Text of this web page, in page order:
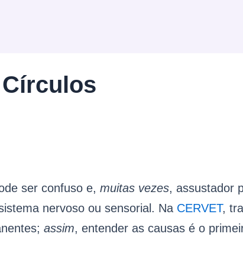
ser confuso e, muitas vezes, assustador
nervoso ou sensorial. Na CERVET,
assim, entender as causas é o